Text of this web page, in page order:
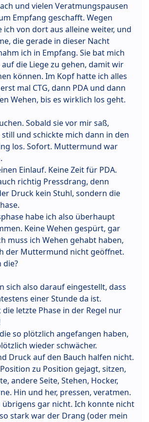
und vielen Veratmungspausen
Empfang geschafft. Wegen
ich von dort aus alleine weiter, und
die gerade in dieser Nacht
ich in Empfang. Sie bat mich
auf die Liege zu gehen, damit wir
können. Im Kopf hatte ich alles
mal CTG, dann PDA und dann
Wehen, bis es wirklich los geht.
Sobald sie vor mir saß,
und schickte mich dann in den
los. Sofort. Muttermund war
Einlauf. Keine Zeit für PDA.
richtig Pressdrang, denn
Druck kein Stuhl, sondern die
habe ich also überhaupt
Keine Wehen gespürt, gar
muss ich Wehen gehabt haben,
der Muttermund nicht geöffnet.
die?
sich also darauf eingestellt, dass
einer Stunde da ist.
letzte Phase in der Regel nur
die so plötzlich angefangen haben,
wieder schwächer.
Druck auf den Bauch halfen nicht.
zu Position gejagt, sitzen,
andere Seite, Stehen, Hocker,
Hin und her, pressen, veratmen.
gar nicht. Ich konnte nicht
stark war der Drang (oder mein